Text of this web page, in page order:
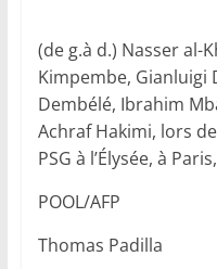
(de g.à d.) Nasser al-
Kimpembe, Gianluigi
Dembélé, Ibrahim
Achraf Hakimi, lors
PSG à l’Élysée, à
POOL/AFP
Thomas Padilla